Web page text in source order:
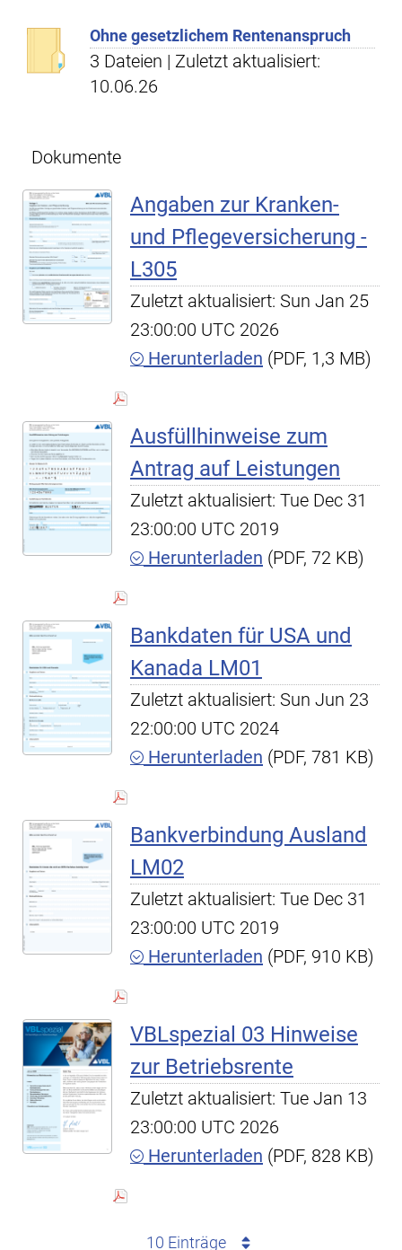
Ohne gesetzlichem Rentenanspruch
3 Dateien | Zuletzt aktualisiert:
10.06.26
Dokumente
Angaben zur Kranken-
und Pflegeversicherung -
L305
Zuletzt aktualisiert: Sun Jan 25
23:00:00 UTC 2026
Herunterladen (PDF, 1,3 MB)
Ausfüllhinweise zum
Antrag auf Leistungen
Zuletzt aktualisiert: Tue Dec 31
23:00:00 UTC 2019
Herunterladen (PDF, 72 KB)
Bankdaten für USA und
Kanada LM01
Zuletzt aktualisiert: Sun Jun 23
22:00:00 UTC 2024
Herunterladen (PDF, 781 KB)
Bankverbindung Ausland
LM02
Zuletzt aktualisiert: Tue Dec 31
23:00:00 UTC 2019
Herunterladen (PDF, 910 KB)
VBLspezial 03 Hinweise
zur Betriebsrente
Zuletzt aktualisiert: Tue Jan 13
23:00:00 UTC 2026
Herunterladen (PDF, 828 KB)
10 Einträge